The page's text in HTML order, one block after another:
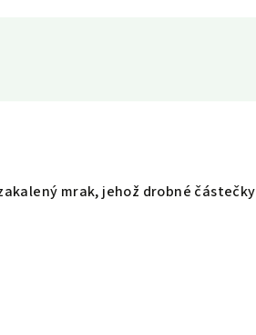
mrak, jehož drobné částečky